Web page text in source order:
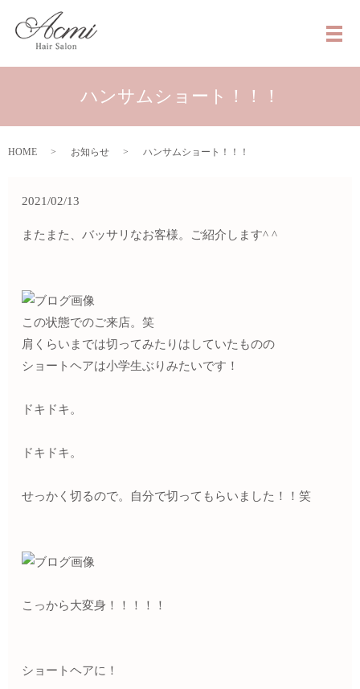
メ
ハンサムショート！！！
HOME お知らせ ハンサムショート！！！
2021/02/13
またまた、バッサリなお客様。ご紹介します^ ^
この状態でのご来店。笑
肩くらいまでは切ってみたりはしていたものの
ショートヘアは小学生ぶりみたいです！
ドキドキ。
ドキドキ。
せっかく切るので。自分で切ってもらいました！！笑
こっから大変身！！！！！
ショートヘアに！